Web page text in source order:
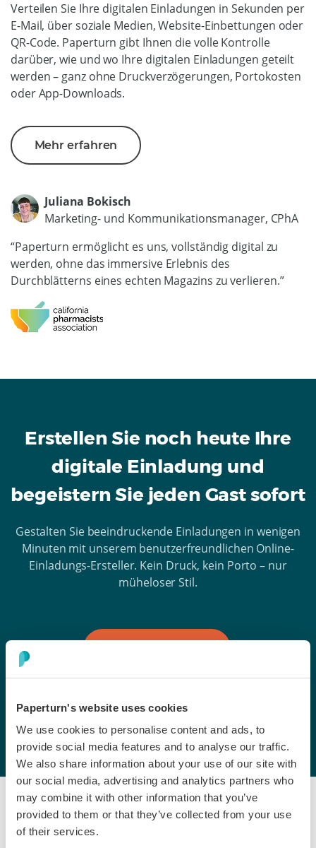
Paperturn's website uses cookies
We use cookies to personalise content and ads, to
provide social media features and to analyse our traffic.
We also share information about your use of our site with
our social media, advertising and analytics partners who
may combine it with other information that you’ve
provided to them or that they’ve collected from your use
of their services.
Verteilen Sie Ihre digitalen Einladungen in Sekunden per
E-Mail, über soziale Medien, Website-Einbettungen oder
QR-Code. Paperturn gibt Ihnen die volle Kontrolle
darüber, wie und wo Ihre digitalen Einladungen geteilt
werden – ganz ohne Druckverzögerungen, Portokosten
oder App-Downloads.
Mehr erfahren
Juliana Bokisch
Marketing- und Kommunikationsmanager, CPhA
“Paperturn ermöglicht es uns, vollständig digital zu
werden, ohne das immersive Erlebnis des
Durchblätterns eines echten Magazins zu verlieren.”
Erstellen Sie noch heute Ihre
digitale Einladung und
begeistern Sie jeden Gast sofort
Gestalten Sie beeindruckende Einladungen in wenigen
Minuten mit unserem benutzerfreundlichen Online-
Einladungs-Ersteller. Kein Druck, kein Porto – nur
müheloser Stil.